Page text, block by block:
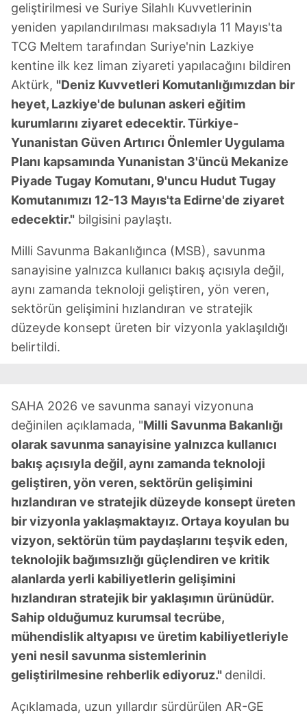
geliştirilmesi ve Suriye Silahlı Kuvvetlerinin
yeniden yapılandırılması maksadıyla 11 Mayıs'ta
TCG Meltem tarafından Suriye'nin Lazkiye
kentine ilk kez liman ziyareti yapılacağını bildiren
Aktürk, "Deniz Kuvvetleri Komutanlığımızdan bir
heyet, Lazkiye'de bulunan askeri eğitim
kurumlarını ziyaret edecektir. Türkiye-
Yunanistan Güven Artırıcı Önlemler Uygulama
Planı kapsamında Yunanistan 3'üncü Mekanize
Piyade Tugay Komutanı, 9'uncu Hudut Tugay
Komutanımızı 12-13 Mayıs'ta Edirne'de ziyaret
edecektir." bilgisini paylaştı.
Milli Savunma Bakanlığınca (MSB), savunma
sanayisine yalnızca kullanıcı bakış açısıyla değil,
aynı zamanda teknoloji geliştiren, yön veren,
sektörün gelişimini hızlandıran ve stratejik
düzeyde konsept üreten bir vizyonla yaklaşıldığı
belirtildi.
SAHA 2026 ve savunma sanayi vizyonuna
değinilen açıklamada, "Milli Savunma Bakanlığı
olarak savunma sanayisine yalnızca kullanıcı
bakış açısıyla değil, aynı zamanda teknoloji
geliştiren, yön veren, sektörün gelişimini
hızlandıran ve stratejik düzeyde konsept üreten
bir vizyonla yaklaşmaktayız. Ortaya koyulan bu
vizyon, sektörün tüm paydaşlarını teşvik eden,
teknolojik bağımsızlığı güçlendiren ve kritik
alanlarda yerli kabiliyetlerin gelişimini
hızlandıran stratejik bir yaklaşımın ürünüdür.
Sahip olduğumuz kurumsal tecrübe,
mühendislik altyapısı ve üretim kabiliyetleriyle
yeni nesil savunma sistemlerinin
geliştirilmesine rehberlik ediyoruz." denildi.
Açıklamada, uzun yıllardır sürdürülen AR-GE